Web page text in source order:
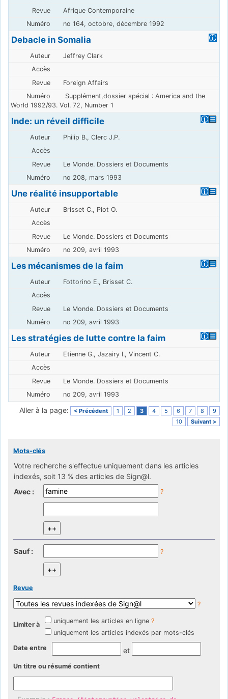
Afrique Contemporaine
no 164, octobre, décembre 1992
Debacle in Somalia
Jeffrey Clark
Foreign Affairs
Supplément,dossier spécial : America and the
World 1992/93. Vol. 72, Number 1
Inde: un réveil difficile
Philip B., Clerc J.P.
Le Monde. Dossiers et Documents
no 208, mars 1993
Une réalité insupportable
Brisset C., Piot O.
Le Monde. Dossiers et Documents
no 209, avril 1993
Les mécanismes de la faim
Fottorino E., Brisset C.
Le Monde. Dossiers et Documents
no 209, avril 1993
Les stratégies de lutte contre la faim
Etienne G., Jazairy I., Vincent C.
Le Monde. Dossiers et Documents
no 209, avril 1993
Aller à la page: < Précédent 1 2 3 4 5 6 7 8
9
10
Suivant >
Mots-clés
Votre recherche s'effectue uniquement dans les articles
indexés, soit 13 % des articles de Sign@l.
Avec :
?
Sauf : ?
Revue
?
Limiter à uniquement les articles en ligne ?
uniquement les articles indexés par mots-clés
Date entre et
Un titre ou résumé contient